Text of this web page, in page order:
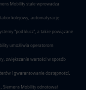
Mobility stale wprowadza
kolejowy, automatyzację
"pod klucz", a także powiązane
umożliwia operatorom
zwiększanie wartości w sposób
i gwarantowanie dostępności.
Siemens Mobility odnotował